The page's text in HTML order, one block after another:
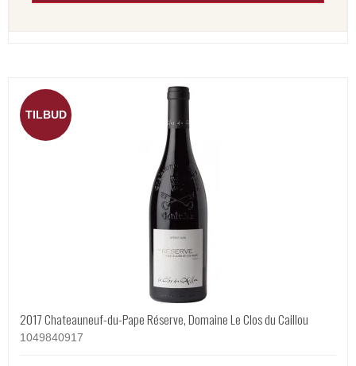
TILBUD
2017 Chateauneuf-du-Pape Réserve, Domaine Le Clos du Caillou
1049840917